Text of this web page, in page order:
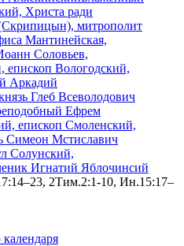
Христа ради
митрополит
Мантинейская,
Соловьев,
епископ Вологодский,
Аркадий
Глеб Всеволодович
Ефрем
епископ Смоленский,
Симеон Мстиславич
Солунский,
Игнатий Яблочинсий
2Тим.2:1-10, Ин.15:17–